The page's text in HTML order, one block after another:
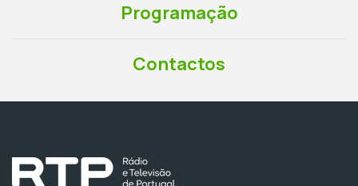
Programação
Contactos